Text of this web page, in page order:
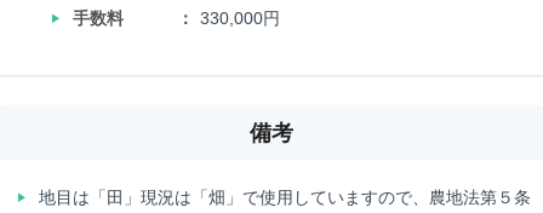
‣ 手数料 330,000円
備考
‣
地目は「田」現況は「畑」で使用していますので、農地法第５条